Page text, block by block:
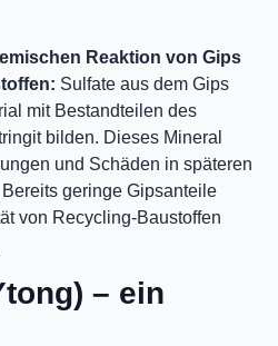
Reaktion von Gips
Sulfate aus dem Gips
mit Bestandteilen des
bilden. Dieses Mineral
und Schäden in späteren
geringe Gipsanteile
von Recycling-Baustoffen
– ein